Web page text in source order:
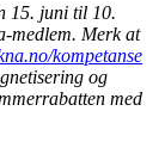
15. juni til 10.
medlem. Merk at
kompetanse
og
med